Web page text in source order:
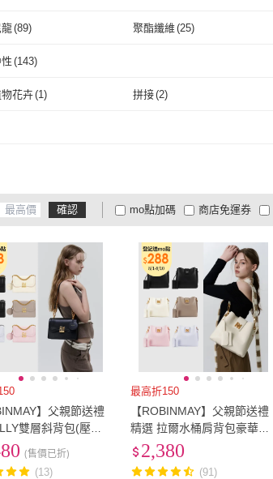
龍(89) 聚酯纖維(25)
尼龍
取消
(143)
中性 (
花卉(1) 拼接(2)
確認 mo點加碼
低溫宅配
大家電安心配
大家電快配
定期配/分次配
商店免運券
及以上 及以上
】父親節送禮
雙層斜背包(壓扣
色任選/女包)
(售價已折)
(13)
最高折150
【ROBINMAY】父親節送禮
精選 拉爾水桶肩背包豪華版
(磁扣封口/多色任選/女包)
2,380
(91)